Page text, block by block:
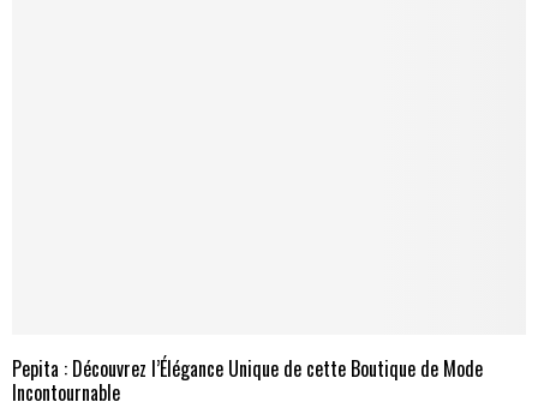
Pepita : Découvrez l’Élégance Unique de cette Boutique de Mode
Incontournable